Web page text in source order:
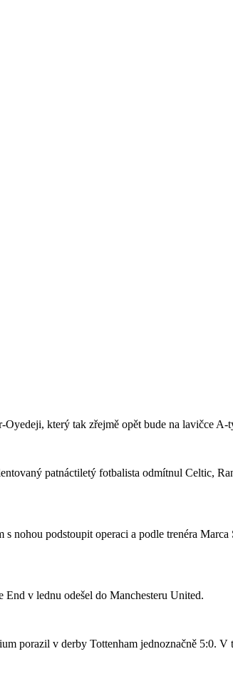
který tak zřejmě opět bude na lavičce A-
patnáctiletý fotbalista odmítnul Celtic,
nohou podstoupit operaci a podle trenéra
v lednu odešel do Manchesteru United.
porazil v derby Tottenham jednoznačně 5:0. V